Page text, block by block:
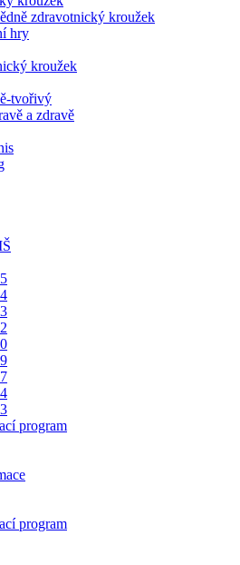
zdravotnický kroužek
hry
kroužek
tvořivý
a zdravě
program
program